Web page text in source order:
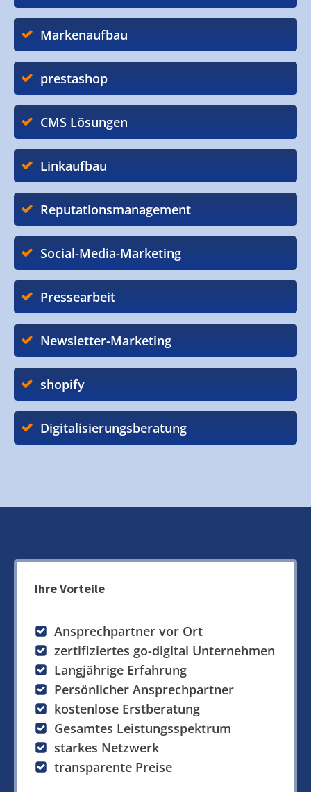
Markenaufbau
prestashop
CMS Lösungen
Linkaufbau
Reputationsmanagement
Social-Media-Marketing
Pressearbeit
Newsletter-Marketing
shopify
Digitalisierungsberatung
Ihre Vorteile
Ansprechpartner vor Ort
zertifiziertes go-digital Unternehmen
Langjährige Erfahrung
Persönlicher Ansprechpartner
kostenlose Erstberatung
Gesamtes Leistungsspektrum
starkes Netzwerk
transparente Preise